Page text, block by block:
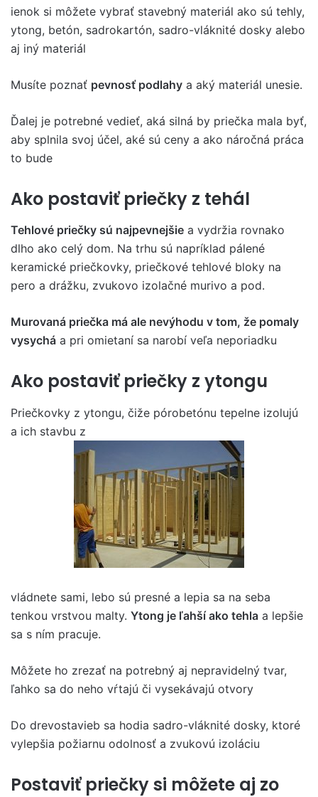
ienok si môžete vybrať stavebný materiál ako sú tehly,
ytong, betón, sadrokartón, sadro-vláknité dosky alebo
aj iný materiál
Musíte poznať pevnosť podlahy a aký materiál unesie.
Ďalej je potrebné vedieť, aká silná by priečka mala byť,
aby splnila svoj účel, aké sú ceny a ako náročná práca
to bude
Ako postaviť priečky z tehál
Tehlové priečky sú najpevnejšie a vydržia rovnako
dlho ako celý dom. Na trhu sú napríklad pálené
keramické priečkovky, priečkové tehlové bloky na
pero a drážku, zvukovo izolačné murivo a pod.
Murovaná priečka má ale nevýhodu v tom, že pomaly
vysychá a pri omietaní sa narobí veľa neporiadku
Ako postaviť priečky z ytongu
Priečkovky z ytongu, čiže pórobetónu tepelne izolujú
a ich stavbu z
vládnete sami, lebo sú presné a lepia sa na seba
tenkou vrstvou malty. Ytong je ľahší ako tehla a lepšie
sa s ním pracuje.
Môžete ho zrezať na potrebný aj nepravidelný tvar,
ľahko sa do neho vŕtajú či vysekávajú otvory
Do drevostavieb sa hodia sadro-vláknité dosky, ktoré
vylepšia požiarnu odolnosť a zvukovú izoláciu
Postaviť priečky si môžete aj zo